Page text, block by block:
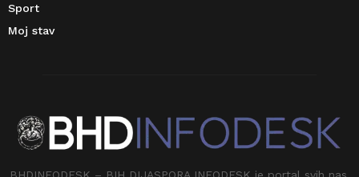
Sport
Moj stav